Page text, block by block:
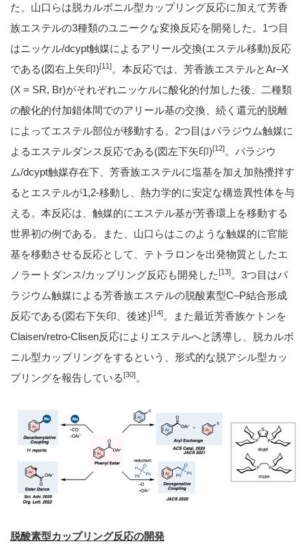
た、山口らは脱カルボニル型カップリング反応に加えて芳香
族エステルの3種類のユニークな変換反応を開発した。1つ目
はニッケル/dcypt触媒によるアリール交換(エステル移動)反応
である(図右上矢印)[11]。本反応では、芳香族エステルとAr–X
(X = SR, Br)がそれぞれニッケルに酸化的付加した後、二種類
の酸化的付加錯体間でのアリール基の交換、続く還元的脱離
によってエステル部位が移動する。2つ目はパラジウム触媒に
よるエステルダンス反応である(図左下矢印)[12]。パラジウ
ム/dcypt触媒存在下、芳香族エステルに塩基を加え加熱攪拌す
るとエステルが1,2-移動し、熱力学的に安定な構造異性体を与
える。本反応は、触媒的にエステル基が芳香環上を移動する
世界初の例である。また、山口らはこのような触媒的に官能
基を移動させる反応として、テトラロンを出発物質としたエ
ノラートダンス/カップリング反応も開発した[13]。3つ目はパ
ラジウム触媒による芳香族エステルの脱酸素型C–P結合形成
反応である(図右下矢印、後述)[14]。また最近芳香族ケトンを
Claisen/retro-Clisen反応によりエステルへと誘導し、脱カルボ
ニル型カップリングをするという、形式的な脱アシル型カッ
プリングを報告している[30]。
脱酸素型カップリング反応の開発